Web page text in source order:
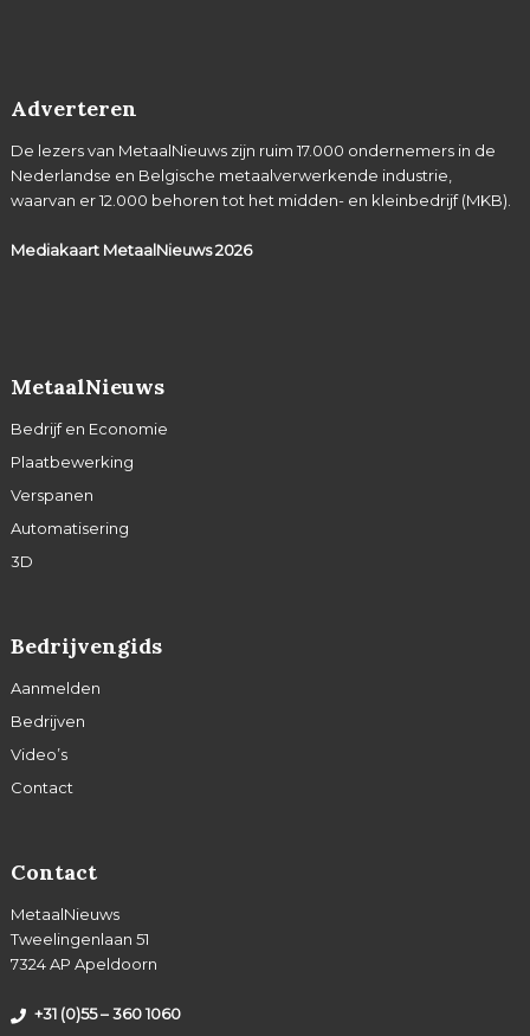
Adverteren
De lezers van MetaalNieuws zijn ruim 17.000 ondernemers in de
Nederlandse en Belgische metaalverwerkende industrie,
waarvan er 12.000 behoren tot het midden- en kleinbedrijf (MKB).
Mediakaart MetaalNieuws2026
MetaalNieuws
Bedrijf en Economie
Plaatbewerking
Verspanen
Automatisering
3D
Bedrijvengids
Aanmelden
Bedrijven
Video’s
Contact
Contact
MetaalNieuws
Tweelingenlaan 51
7324 AP Apeldoorn
+31 (0)55 – 360 1060